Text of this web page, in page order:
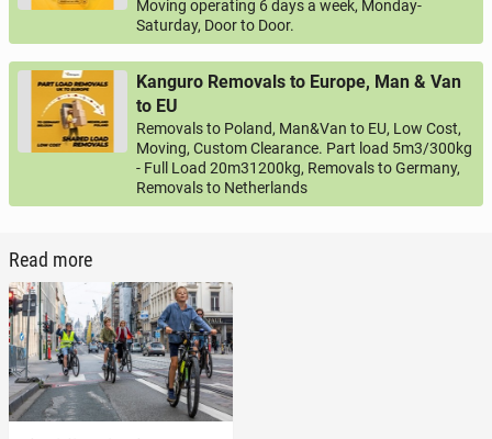
Moving operating 6 days a week, Monday-
Saturday, Door to Door.
Kanguro Removals to Europe, Man & Van
to EU
Removals to Poland, Man&Van to EU, Low Cost,
Moving, Custom Clearance. Part load 5m3/300kg
- Full Load 20m31200kg, Removals to Germany,
Removals to Netherlands
Read more